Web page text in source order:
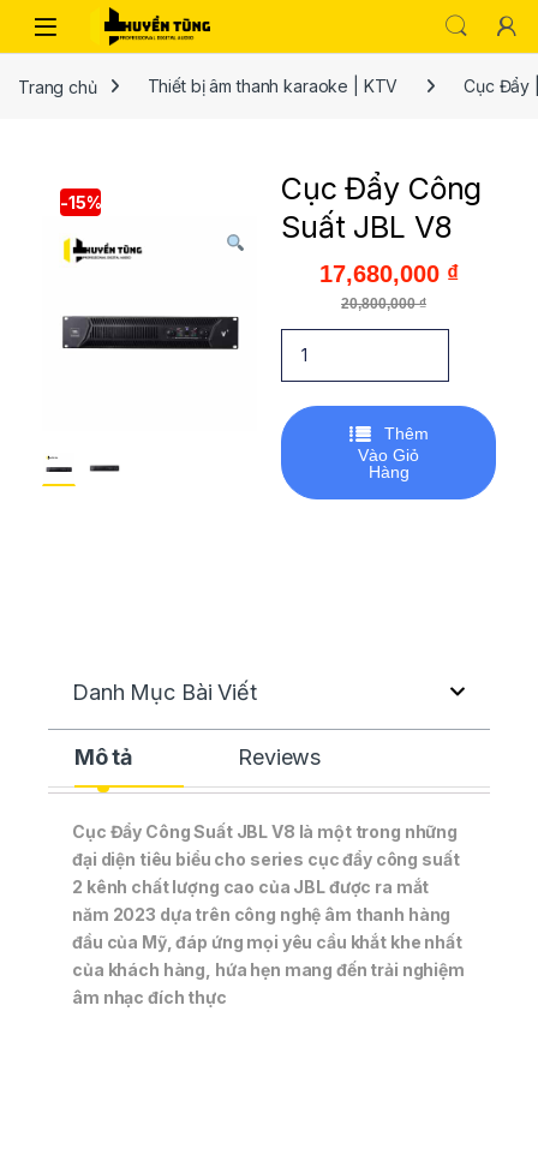
Trang chủ Thiết bị âm thanh karaoke | KTV Cục Đẩy
-15%
Cục Đẩy Công
Suất JBL V8
17,680,000 ₫
20,800,000₫
Thêm
Vào Giỏ
Hàng
Danh Mục Bài Viết
Mô tả Reviews
Cục Đẩy Công Suất JBL V8 là một trong những
đại diện tiêu biểu cho series cục đẩy công suất
2 kênh chất lượng cao của JBL được ra mắt
năm 2023 dựa trên công nghệ âm thanh hàng
đầu của Mỹ, đáp ứng mọi yêu cầu khắt khe nhất
của khách hàng, hứa hẹn mang đến trải nghiệm
âm nhạc đích thực